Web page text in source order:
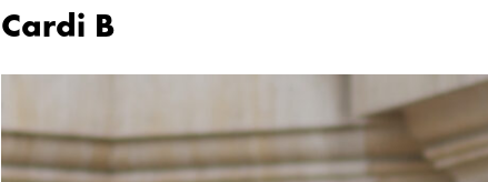
Cardi B